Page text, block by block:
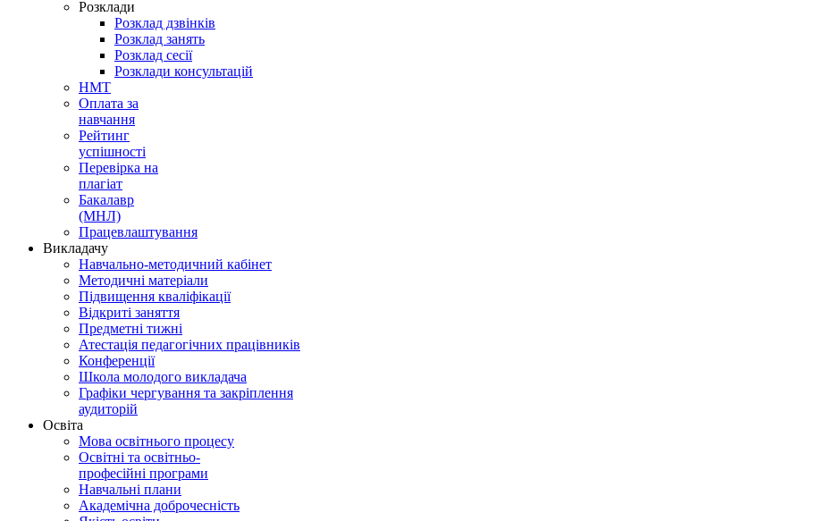
Розклади
Розклад дзвінків
Розклад занять
Розклад сесії
Розклади консультацій
НМТ
Оплата за
навчання
Рейтинг
успішності
Перевірка на
плагіат
Бакалавр
(МНЛ)
Працевлаштування
Викладачу
Навчально-методичний кабінет
Методичні матеріали
Підвищення кваліфікації
Відкриті заняття
Предметні тижні
Атестація педагогічних працівників
Конференції
Школа молодого викладача
Графіки чергування та закріплення
аудиторій
Освіта
Мова освітнього процесу
Освітні та освітньо-
професійні програми
Навчальні плани
Академічна доброчесність